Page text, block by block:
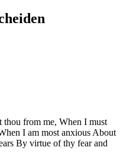
thou from me, When I must
I am most anxious About
By virtue of thy fear and